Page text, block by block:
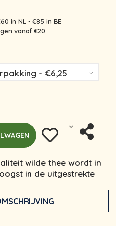
in NL - €85 in BE
vanaf €20
wilde thee wordt in
in de uitgestrekte